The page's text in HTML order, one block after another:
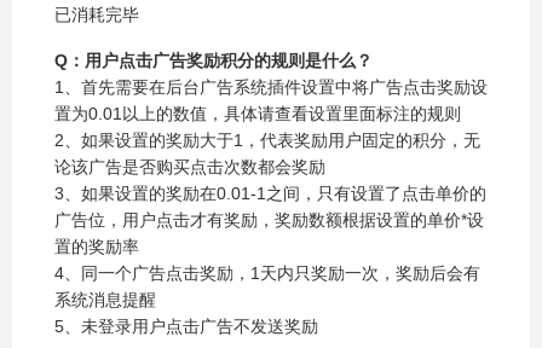
已消耗完毕
Q：用户点击广告奖励积分的规则是什么？
1、首先需要在后台广告系统插件设置中将广告点击奖励设
置为0.01以上的数值，具体请查看设置里面标注的规则
2、如果设置的奖励大于1，代表奖励用户固定的积分，无
论该广告是否购买点击次数都会奖励
3、如果设置的奖励在0.01-1之间，只有设置了点击单价的
广告位，用户点击才有奖励，奖励数额根据设置的单价*设
置的奖励率
4、同一个广告点击奖励，1天内只奖励一次，奖励后会有
系统消息提醒
5、未登录用户点击广告不发送奖励